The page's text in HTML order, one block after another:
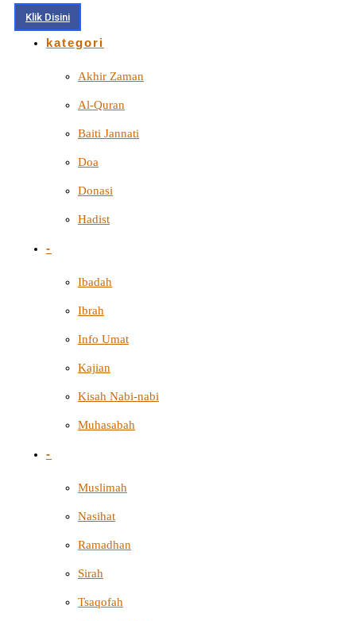
Klik Disini
kategori
Akhir Zaman
Al-Quran
Baiti Jannati
Doa
Donasi
Hadist
-
Ibadah
Ibrah
Info Umat
Kajian
Kisah Nabi-nabi
Muhasabah
-
Muslimah
Nasihat
Ramadhan
Sirah
Tsaqofah